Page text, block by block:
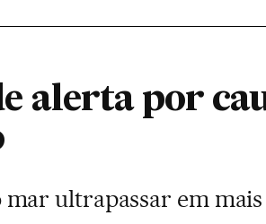
alerta por
ultrapassar em